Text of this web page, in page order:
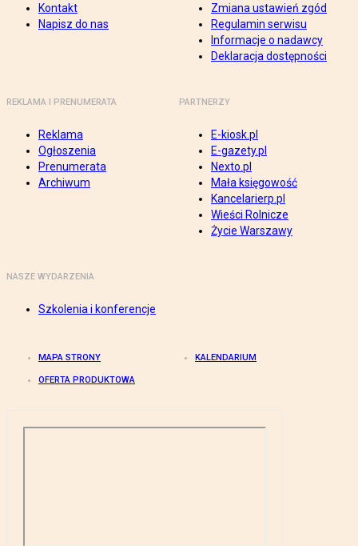
Kontakt
Napisz do nas
Zmiana ustawień zgód
Regulamin serwisu
Informacje o nadawcy
Deklaracja dostępności
REKLAMA I PRENUMERATA
Reklama
Ogłoszenia
Prenumerata
Archiwum
PARTNERZY
E-kiosk.pl
E-gazety.pl
Nexto.pl
Mała księgowość
Kancelarierp.pl
Wieści Rolnicze
Życie Warszawy
NASZE WYDARZENIA
Szkolenia i konferencje
MAPA STRONY KALENDARIUM
OFERTA PRODUKTOWA